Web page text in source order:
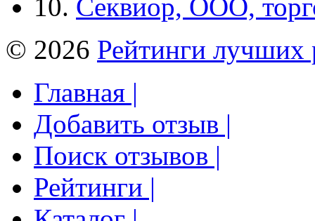
10. Секвиор, ООО,
© 2026 Рейтинги лучших
Главная |
Добавить отзыв |
Поиск отзывов |
Рейтинги |